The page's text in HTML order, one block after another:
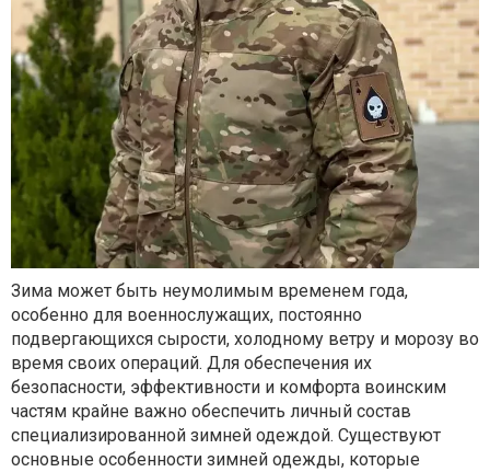
Зима может быть неумолимым временем года,
особенно для военнослужащих, постоянно
подвергающихся сырости, холодному ветру и морозу во
время своих операций. Для обеспечения их
безопасности, эффективности и комфорта воинским
частям крайне важно обеспечить личный состав
специализированной зимней одеждой. Существуют
основные особенности зимней одежды, которые